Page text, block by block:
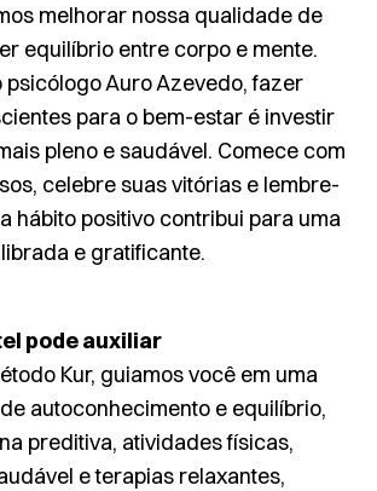
melhorar nossa qualidade de
equilíbrio entre corpo e mente.
psicólogo Auro Azevedo, fazer
para o bem-estar é investir
pleno e saudável. Comece com
celebre suas vitórias e lembre-
hábito positivo contribui para uma
e gratificante.
pode auxiliar
Kur, guiamos você em uma
autoconhecimento e equilíbrio,
preditiva, atividades físicas,
e terapias relaxantes,